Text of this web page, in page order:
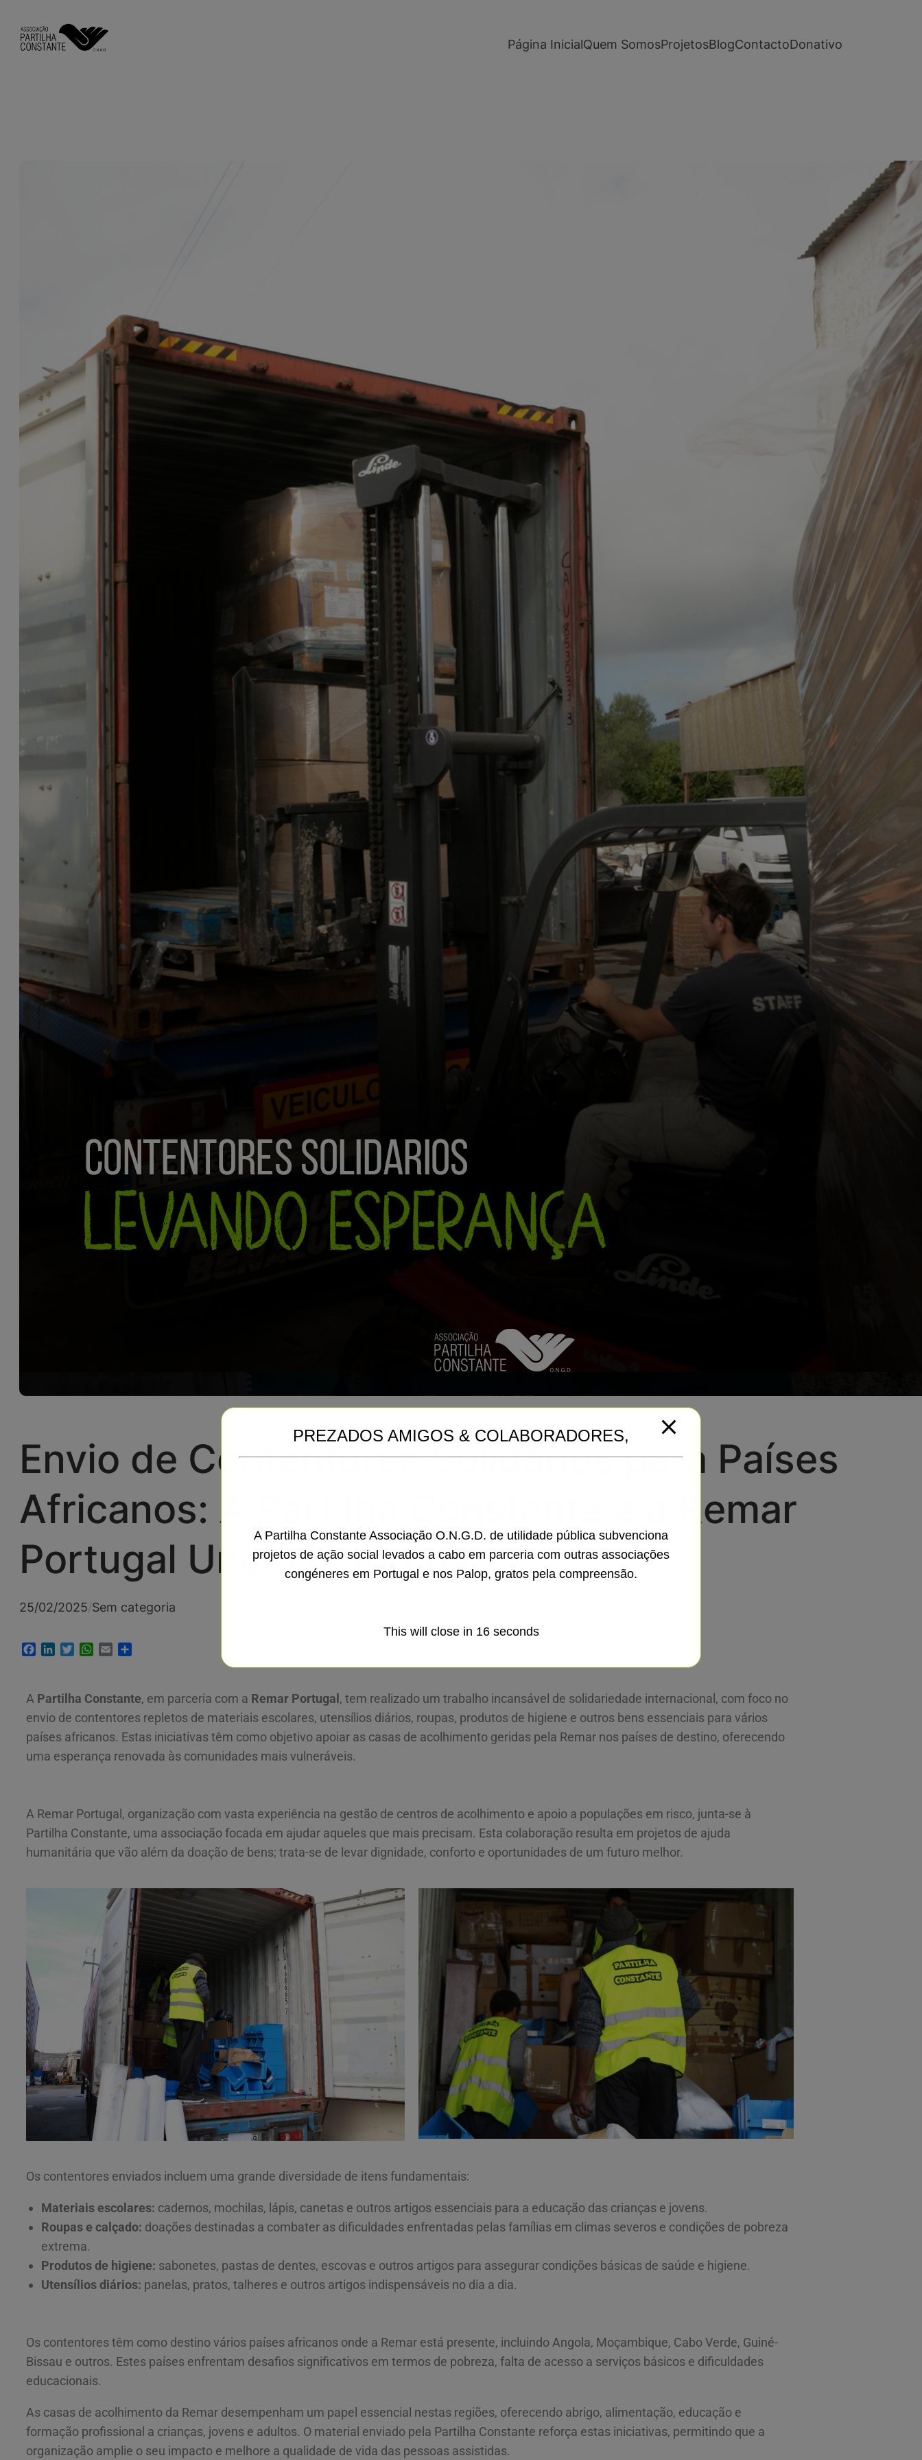
Página InicialQuem SomosProjetosBlogContactoDonativo
Envio de Contentores Solidários para Países
Africanos: A Partilha Constante e a Remar
Portugal Unem Esforços
25/02/2025/Sem categoria
Facebook
LinkedInTwitterWhatsApp
Email
A Partilha Constante, em parceria com a Remar Portugal, tem realizado um trabalho incansável de solidariedade internacional, com foco no
envio de contentores repletos de materiais escolares, utensílios diários, roupas, produtos de higiene e outros bens essenciais para vários
países africanos. Estas iniciativas têm como objetivo apoiar as casas de acolhimento geridas pela Remar nos países de destino, oferecendo
uma esperança renovada às comunidades mais vulneráveis.
A Remar Portugal, organização com vasta experiência na gestão de centros de acolhimento e apoio a populações em risco, junta-se à
Partilha Constante, uma associação focada em ajudar aqueles que mais precisam. Esta colaboração resulta em projetos de ajuda
humanitária que vão além da doação de bens; trata-se de levar dignidade, conforto e oportunidades de um futuro melhor.
Os contentores enviados incluem uma grande diversidade de itens fundamentais:
Materiais escolares: cadernos, mochilas, lápis, canetas e outros artigos essenciais para a educação das crianças e jovens.
Roupas e calçado: doações destinadas a combater as dificuldades enfrentadas pelas famílias em climas severos e condições de pobreza
extrema.
Produtos de higiene: sabonetes, pastas de dentes, escovas e outros artigos para assegurar condições básicas de saúde e higiene.
Utensílios diários: panelas, pratos, talheres e outros artigos indispensáveis no dia a dia.
Os contentores têm como destino vários países africanos onde a Remar está presente, incluindo Angola, Moçambique, Cabo Verde, Guiné-
Bissau e outros. Estes países enfrentam desafios significativos em termos de pobreza, falta de acesso a serviços básicos e dificuldades
educacionais.
As casas de acolhimento da Remar desempenham um papel essencial nestas regiões, oferecendo abrigo, alimentação, educação e
formação profissional a crianças, jovens e adultos. O material enviado pela Partilha Constante reforça estas iniciativas, permitindo que a
organização amplie o seu impacto e melhore a qualidade de vida das pessoas assistidas.
PREZADOS AMIGOS & COLABORADORES,
A Partilha Constante Associação O.N.G.D. de utilidade pública subvenciona
projetos de ação social levados a cabo em parceria com outras associações
congéneres em Portugal e nos Palop, gratos pela compreensão.
This will close in 14seconds